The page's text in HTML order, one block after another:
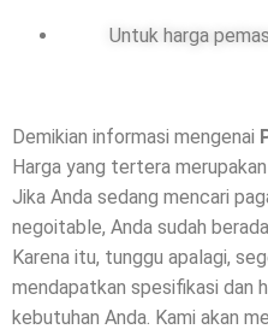
Untuk harga
Demikian informasi mengenai
Harga yang tertera
Jika Anda sedang mencari
negoitable, Anda sudah
Karena itu, tunggu apalagi,
mendapatkan spesifikasi dan
kebutuhan Anda. Kami akan